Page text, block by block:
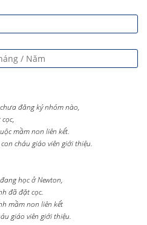
đăng ký nhóm nào,
mầm non liên kết.
cháu giáo viên giới thiệu.
học ở Newton,
đã đặt cọc.
mầm non liên kết
giáo viên giới thiệu.